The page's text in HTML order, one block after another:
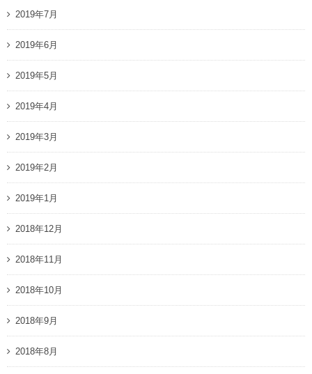
2019年7月
2019年6月
2019年5月
2019年4月
2019年3月
2019年2月
2019年1月
2018年12月
2018年11月
2018年10月
2018年9月
2018年8月